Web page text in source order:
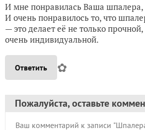
И мне понравилась Ваша шпалера,
И очень понравилось то, что
— это делает её не только
очень индивидуальной.
Ответить ✿
Пожалуйста, оставьте